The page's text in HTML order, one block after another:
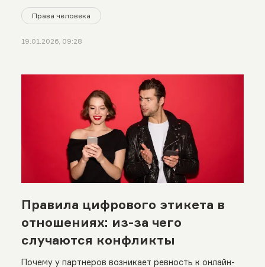
Права человека
19.01.2026, 09:28
Правила цифрового этикета в
отношениях: из-за чего
случаются конфликты
Почему у партнеров возникает ревность к онлайн-